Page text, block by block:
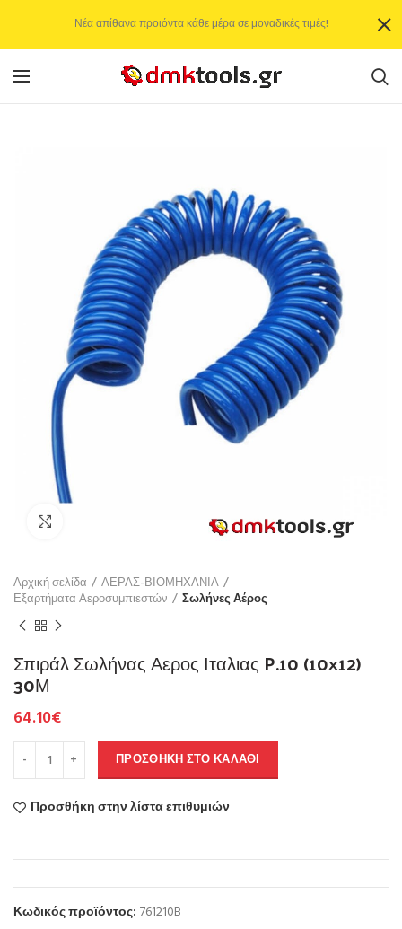
Αρχική σελίδα
ΑΕΡΑΣ-ΒΙΟΜΗΧΑΝΙΑ
Εξαρτήματα Αεροσυμπιεστών
Σωλήνες Αέρος
Σπιράλ Σωλήνας Αερος Ιταλιας P.10 (10×12)
30Μ
64.10€
ΠΡΟΣΘΉΚΗ ΣΤΟ ΚΑΛΆΘΙ
Προσθήκη στην λίστα επιθυμιών
Κωδικός προϊόντος: 761210B
Νέα απίθανα προιόντα κάθε μέρα σε μοναδικές τιμές!